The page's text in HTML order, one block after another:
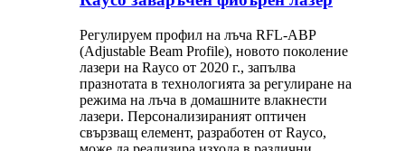
Регулируем профил на лъча RFL-ABP
(Adjustable Beam Profile), новото поколение
лазери на Rayco от 2020 г., запълва
празнотата в технологията за регулиране на
режима на лъча в домашните влакнести
лазери. Персонализираният оптичен
свързващ елемент, разработен от Rayco,